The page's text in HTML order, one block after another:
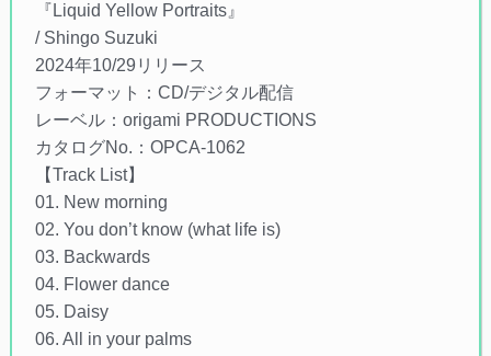
『Liquid Yellow Portraits』
/ Shingo Suzuki
2024年10/29リリース
フォーマット：CD/デジタル配信
レーベル：origami PRODUCTIONS
カタログNo.：OPCA-1062
【Track List】
01. New morning
02. You don’t know (what life is)
03. Backwards
04. Flower dance
05. Daisy
06. All in your palms